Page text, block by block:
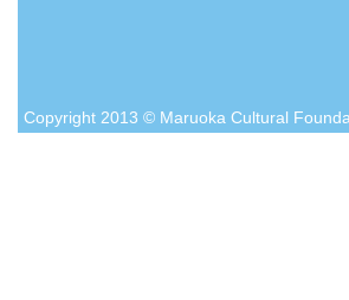
Copyright 2013 © Maruoka Cultural